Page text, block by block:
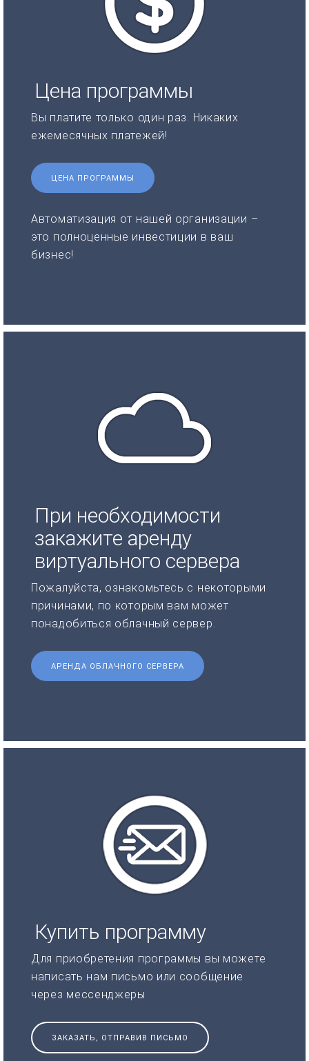
Цена программы
Вы платите только один раз. Никаких
ежемесячных платежей!
ЦЕНА ПРОГРАММЫ
Автоматизация от нашей организации –
это полноценные инвестиции в ваш
бизнес!
При необходимости
закажите аренду
виртуального сервера
Пожалуйста, ознакомьтесь с некоторыми
причинами, по которым вам может
понадобиться облачный сервер.
АРЕНДА ОБЛАЧНОГО СЕРВЕРА
Купить программу
Для приобретения программы вы можете
написать нам письмо или сообщение
через мессенджеры
ЗАКАЗАТЬ, ОТПРАВИВ ПИСЬМО